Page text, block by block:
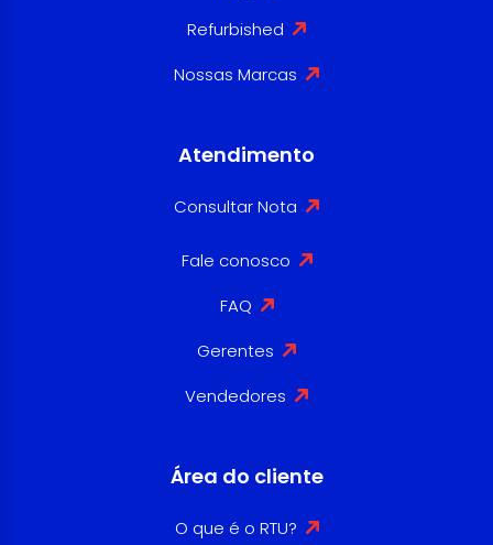
Refurbished
Nossas Marcas
Atendimento
Consultar Nota
Fale conosco
FAQ
Gerentes
Vendedores
Área do cliente
O que é o RTU?